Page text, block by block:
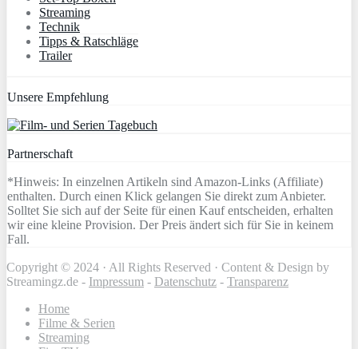
Streaming
Technik
Tipps & Ratschläge
Trailer
Unsere Empfehlung
Partnerschaft
*Hinweis: In einzelnen Artikeln sind Amazon-Links (Affiliate)
enthalten. Durch einen Klick gelangen Sie direkt zum Anbieter.
Solltet Sie sich auf der Seite für einen Kauf entscheiden, erhalten
wir eine kleine Provision. Der Preis ändert sich für Sie in keinem
Fall.
Copyright © 2024 · All Rights Reserved · Content & Design by
Streamingz.de - Impressum - Datenschutz - Transparenz
Home
Filme & Serien
Streaming